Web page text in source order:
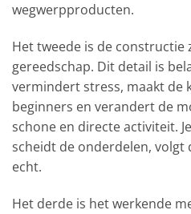
wegwerpproducten.
Het tweede is de constructie
gereedschap. Dit detail is
vermindert stress, maakt de
beginners en verandert de
schone en directe activiteit.
scheidt de onderdelen,
echt.
Het derde is het werkende